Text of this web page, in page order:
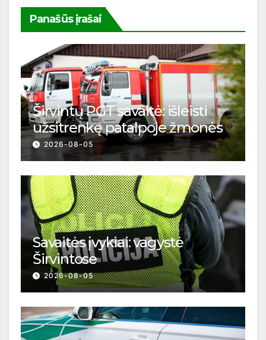
Panašūs įrašai
Širvintų PGT savaitė: išleisti
užsitrenkę patalpoje žmonės
2026-08-05
Savaitės įvykiai: vagystė
Širvintose
2026-08-05